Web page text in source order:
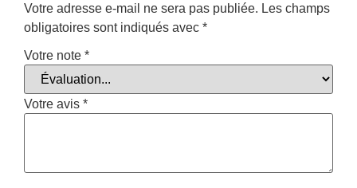
Votre adresse e-mail ne sera pas publiée. Les champs
obligatoires sont indiqués avec *
Votre note *
Votre avis *